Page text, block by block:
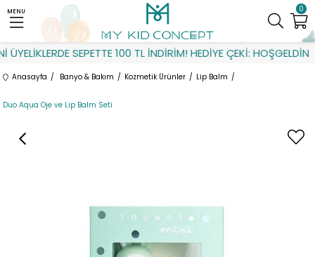
SEPETTE 100 TL İNDİRİM! HEDİYE ÇEKİ: HOŞGELDİN
0
MENU
Anasayfa Banyo & Bakım Kozmetik Ürünler Lip Balm
Duo Aqua Oje ve Lip Balm Seti